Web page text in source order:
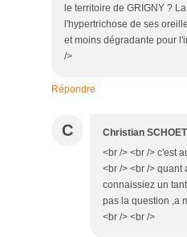
le territoire de GRIGNY ?
l'hypertrichose de ses
et moins dégradante pour
/>
Répondre
C Christian
<br /> <br /> c'est
<br /> <br /> quant
connaissiez un
pas la question ,a
<br /> <br />